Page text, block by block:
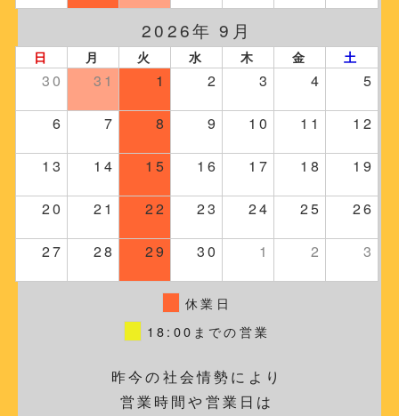
2026年 9月
日 月 火 水 木 金 土
30 31 1 2 3 4 5
6 7 8 9 10 11 12
13 14 15 16 17 18 19
20 21 22 23 24 25 26
27 28 29 30 1 2 3
休業日
18:00までの営業
昨今の社会情勢により
営業時間や営業日は